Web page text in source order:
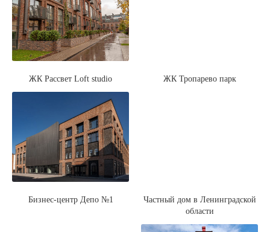
ЖК Рассвет Loft studio ЖК Тропарево парк
Бизнес-центр Депо №1
Частный дом в Ленинградской
области